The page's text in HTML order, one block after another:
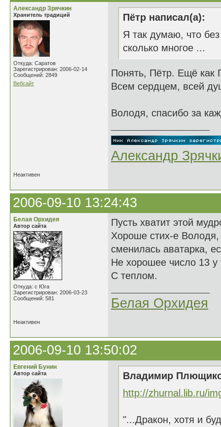
Александр Зрячкин
Хранитель традиций
Откуда: Саратов
Зарегистрирован: 2006-02-14
Сообщений: 2849
Вебсайт
Пётр написал(а):
Я так думаю, что без
сколько многое ...
Понять, Пётр. Ещё
Всем сердцем, всей
Володя, спасибо за
Александр
Неактивен
2006-09-10 13:24:43
Белая Орхидея
Автор сайта
Откуда: с Юга
Зарегистрирован: 2006-03-23
Сообщений: 581
Пусть хватит этой
Хороше стих-е Володя,
сменилась аватарка,
Не хорошее число 13 у
С теплом.
Белая Орхидея
Неактивен
2006-09-10 13:50:02
Евгений Бунин
Автор сайта
Владимир
http://zhurnal.lib.ru/
"...Дракон, хотя и